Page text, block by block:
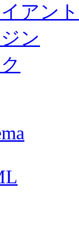
アント
ン